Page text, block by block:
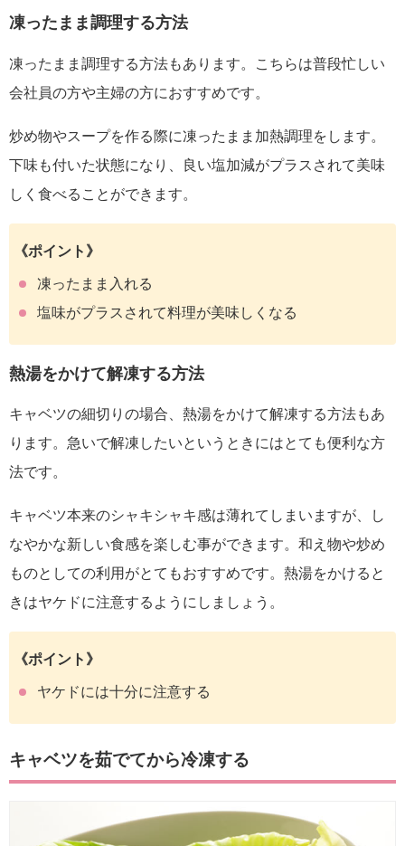
凍ったまま調理する方法
凍ったまま調理する方法もあります。こちらは普段忙しい
会社員の方や主婦の方におすすめです。
炒め物やスープを作る際に凍ったまま加熱調理をします。
下味も付いた状態になり、良い塩加減がプラスされて美味
しく食べることができます。
《ポイント》
凍ったまま入れる
塩味がプラスされて料理が美味しくなる
熱湯をかけて解凍する方法
キャベツの細切りの場合、熱湯をかけて解凍する方法もあ
ります。急いで解凍したいというときにはとても便利な方
法です。
キャベツ本来のシャキシャキ感は薄れてしまいますが、し
なやかな新しい食感を楽しむ事ができます。和え物や炒め
ものとしての利用がとてもおすすめです。熱湯をかけると
きはヤケドに注意するようにしましょう。
《ポイント》
ヤケドには十分に注意する
キャベツを茹でてから冷凍する